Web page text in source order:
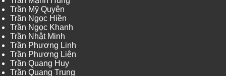
Trần Mỹ Quyên
Trần Ngọc Hiền
Trần Ngọc Khanh
Trần Nhật Minh
Trần Phương Linh
Trần Phương Liên
Trần Quang Huy
Trần Quang Trung